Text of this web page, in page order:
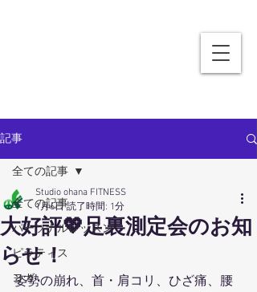
記事
全ての記事
パーソナルレッスン
ピラティス
ヨガ
全ての記事
大好評💖足裏測定会のお知
らせ！
Studio ohana FITNESS
1月6日 読了時間: 1分
姿勢の崩れ、首・肩コリ、ひざ痛、腰